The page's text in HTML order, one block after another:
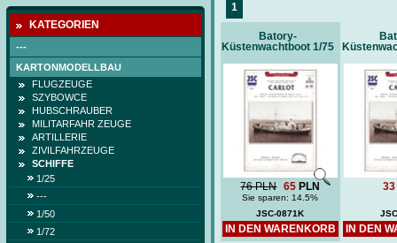
KATEGORIEN
---
KARTONMODELLBAU
FLUGZEUGE
SZYBOWCE
HUBSCHRAUBER
MILITARFAHR ZEUGE
ARTILLERIE
ZIVILFAHRZEUGE
SCHIFFE
1/25
---
1/50
1/72
1
Batory-
Küstenwachtboot 1/75
76 PLN 65 PLN
Sie sparen: 14.5%
JSC-0871K
IN DEN WARENKORB
33
IN DEN